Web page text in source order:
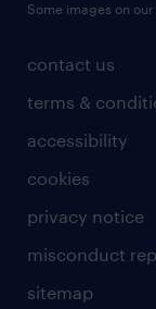
contact us
terms &
accessibility
cookies
privacy notice
misconduct
sitemap
Some images on